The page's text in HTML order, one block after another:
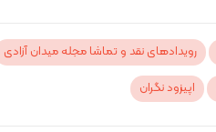
رویدادهای نقد و تماشا مجله میدان آزادی
اپیزود نگران